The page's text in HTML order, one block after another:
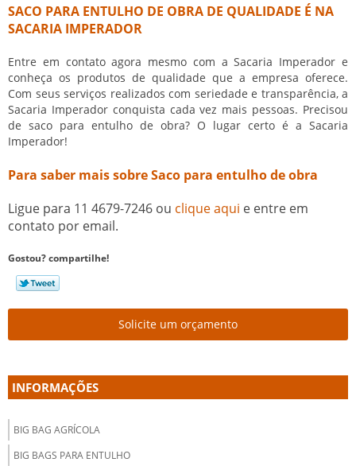
SACO PARA ENTULHO DE OBRA DE QUALIDADE É NA
SACARIA IMPERADOR
Entre em contato agora mesmo com a Sacaria Imperador e
conheça os produtos de qualidade que a empresa oferece.
Com seus serviços realizados com seriedade e transparência, a
Sacaria Imperador conquista cada vez mais pessoas. Precisou
de saco para entulho de obra? O lugar certo é a Sacaria
Imperador!
Para saber mais sobre Saco para entulho de obra
Ligue para 11 4679-7246 ou clique aqui e entre em
contato por email.
Gostou? compartilhe!
Solicite um orçamento
INFORMAÇÕES
BIG BAG AGRÍCOLA
BIG BAGS PARA ENTULHO